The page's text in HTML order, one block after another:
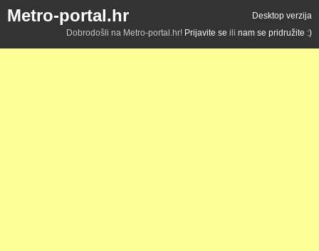
Metro-portal.hr
Desktop verzija
Dobrodošli na Metro-portal.hr! Prijavite se ili nam se pridružite :)